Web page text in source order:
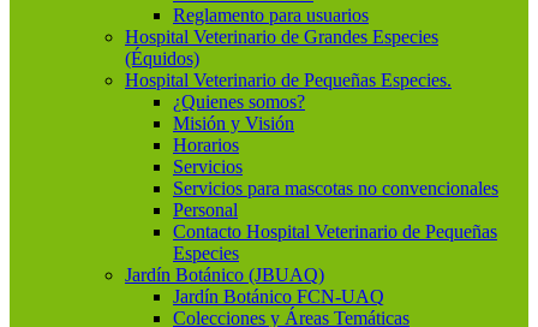
Reglamento para usuarios
Hospital Veterinario de Grandes Especies
(Équidos)
Hospital Veterinario de Pequeñas Especies.
¿Quienes somos?
Misión y Visión
Horarios
Servicios
Servicios para mascotas no convencionales
Personal
Contacto Hospital Veterinario de Pequeñas
Especies
Jardín Botánico (JBUAQ)
Jardín Botánico FCN-UAQ
Colecciones y Áreas Temáticas